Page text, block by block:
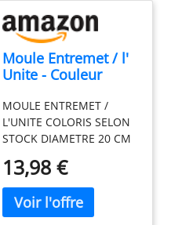
Moule Entremet / l'
Unite - Couleur
MOULE ENTREMET /
L'UNITE COLORIS SELON
STOCK DIAMETRE 20 CM
13,98 €